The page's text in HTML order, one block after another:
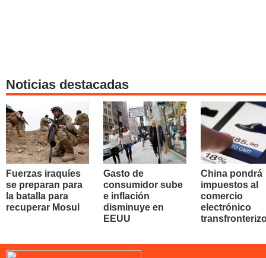
Noticias destacadas
Fuerzas iraquíes
se preparan para
la batalla para
recuperar Mosul
Gasto de
consumidor sube
e inflación
disminuye en
EEUU
China pondrá
impuestos al
comercio
electrónico